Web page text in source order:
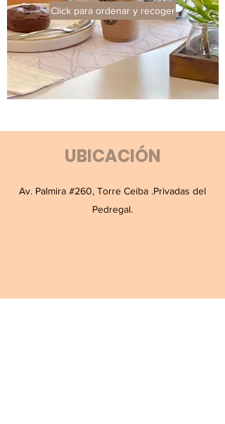
Click para ordenar y recoger
UBICACIÓN
Av. Palmira #260, Torre Ceiba .Privadas del
Pedregal.